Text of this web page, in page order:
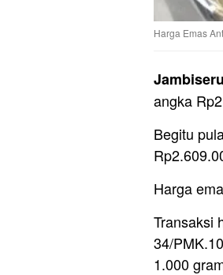
Harga Emas
angka
Begitu
Harga
Transaksi
34/
1.000